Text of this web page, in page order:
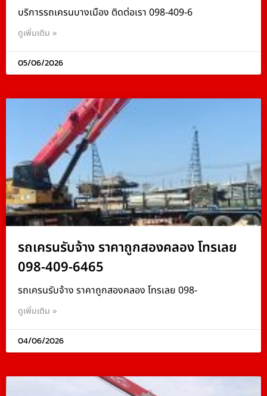
บริการรถเครนบางเมือง ติดต่อเรา 098-409-6
ดูเพิ่มเติม »
05/06/2026
รถเครนรับจ้าง ราคาถูกสองคลอง โทรเลย
098-409-6465
รถเครนรับจ้าง ราคาถูกสองคลอง โทรเลย 098-
ดูเพิ่มเติม »
04/06/2026